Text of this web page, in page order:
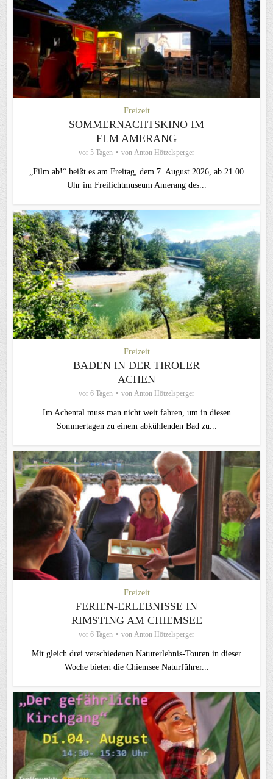
Freizeit
SOMMERNACHTSKINO IM
FLM AMERANG
vor 5 Tagen von Anton Hötzelsperger
„Film ab!“ heißt es am Freitag, dem 7. August 2026, ab 21.00
Uhr im Freilichtmuseum Amerang des...
Freizeit
BADEN IN DER TIROLER
ACHEN
vor 6 Tagen von Anton Hötzelsperger
Im Achental muss man nicht weit fahren, um in diesen
Sommertagen zu einem abkühlenden Bad zu...
Freizeit
FERIEN-ERLEBNISSE IN
RIMSTING AM CHIEMSEE
vor 6 Tagen von Anton Hötzelsperger
Mit gleich drei verschiedenen Naturerlebnis-Touren in dieser
Woche bieten die Chiemsee Naturführer...